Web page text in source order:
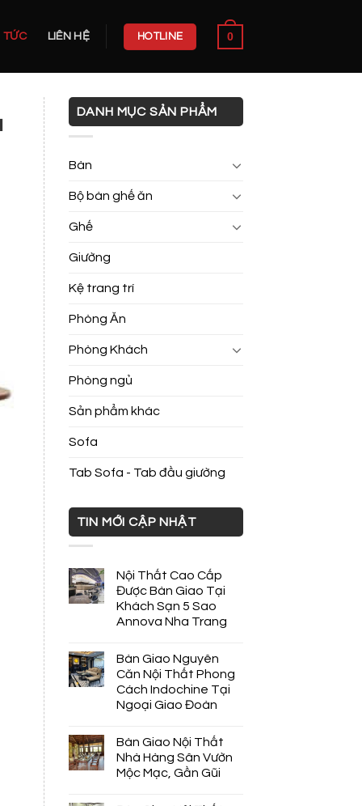
TỨC LIÊN HỆ HOTLINE 0
DANH MỤC SẢN PHẨM
Bàn
Bộ bàn ghế ăn
Ghế
Giường
Kệ trang trí
Phòng Ăn
Phòng Khách
Phòng ngủ
Sản phẩm khác
Sofa
Tab Sofa - Tab đầu giường
TIN MỚI CẬP NHẬT
Nội Thất Cao Cấp
Được Bàn Giao Tại
Khách Sạn 5 Sao
Annova Nha Trang
Bàn Giao Nguyên
Căn Nội Thất Phong
Cách Indochine Tại
Ngoại Giao Đoàn
Bàn Giao Nội Thất
Nhà Hàng Sân Vườn
Mộc Mạc, Gần Gũi